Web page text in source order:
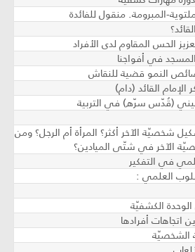
المبرومة. منقول للفائدة
الحس المقاوم لدى الأفراد
في أفواجنا
النمو قضية للنقاش
القائد (دام)
(قُدّس سرّه) في التربية
شخصيّة الآخر أكثر؟ المرأة أم الرجل؟ ومن
الآخر في شتّى الميادين؟
في التفكير
العلمي :
الكشفيّة
اتجاهات أفرادها
الشخصيّة